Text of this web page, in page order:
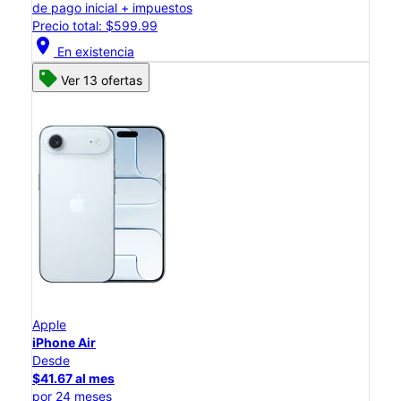
de pago inicial + impuestos
Precio total: $599.99
location_on En existencia
Ver 13 ofertas
Apple
iPhone Air
Desde
$41.67 al mes
por 24 meses